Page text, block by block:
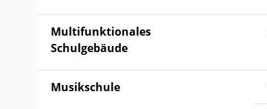
Multifunktionales
Schulgebäude
Musikschule